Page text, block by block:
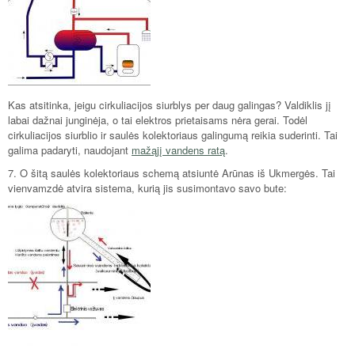
Kas atsitinka, jeigu cirkuliacijos siurblys per daug galingas? Valdiklis jį
labai dažnai junginėja, o tai elektros prietaisams nėra gerai. Todėl
cirkuliacijos siurblio ir saulės kolektoriaus galingumą reikia suderinti. Tai
galima padaryti, naudojant mažąjį vandens ratą.
7. O šitą saulės kolektoriaus schemą atsiuntė Arūnas iš Ukmergės. Tai
vienvamzdė atvira sistema, kurią jis susimontavo savo bute: